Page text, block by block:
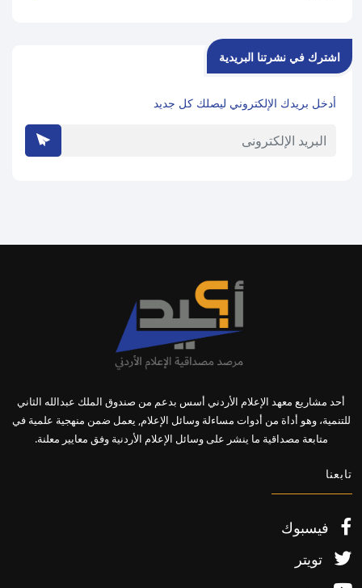
اشترك في نشرتنا البريدية
أدخل بريدك الإلكتروني ليصلك كل جديد
أحد مشاريع معهد الإعلام الأردني أسس بدعم من صندوق الملك عبدالله الثاني
للتنمية، وهو أداة من أدوات مساءلة وسائل الإعلام, يعمل ضمن منهجية علمية في
متابعة مصداقية ما ينشر على وسائل الإعلام الأردنية وفق معايير معلنة.
تابعنا
فيسبوك
تويتر